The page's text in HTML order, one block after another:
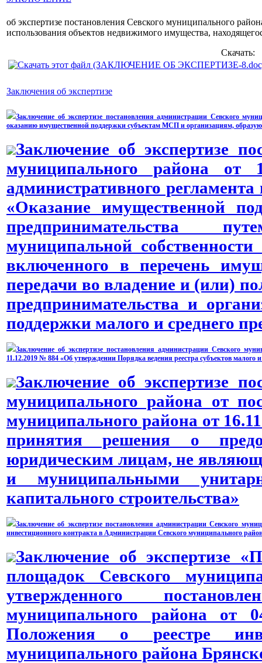
об экспертизе постановления Севского муниципального
использования объектов недвижимого имущества,
Скачать:
Заключения об экспертизе
Заключение об экспертизе постановления администрации Севского
оказанию имущественной поддержки субъектам МСП и организациям,
Заключение об экспертизе
муниципального района
административного
«Оказание имущественной
предпринимательства
муниципальной
включенного в перечень
передачи во владение и (или)
предпринимательства и
поддержки малого и среднего
Заключение об экспертизе постановления администрации Севского
11.12.2019 № 884 «Об утверждении Порядка ведения реестра субъектов малого
Заключение об экспертизе
муниципального района от
муниципального района от
принятия решения о
юридическим лицам, не
и муниципальными
капитального строительства»
Заключение об экспертизе постановления администрации Севского
инвестиционного контракта в Администрации Севского муниципального
Заключение об экспертизе
площадок Севского
утвержденного
муниципального района от
Положения о реестре
муниципального района